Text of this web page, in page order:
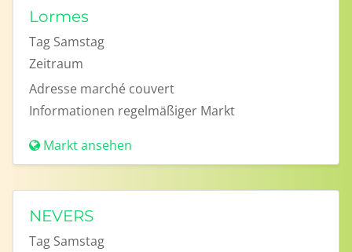
Lormes
Tag Samstag
Zeitraum
Adresse marché couvert
Informationen regelmäßiger Markt
Markt ansehen
NEVERS
Tag Samstag